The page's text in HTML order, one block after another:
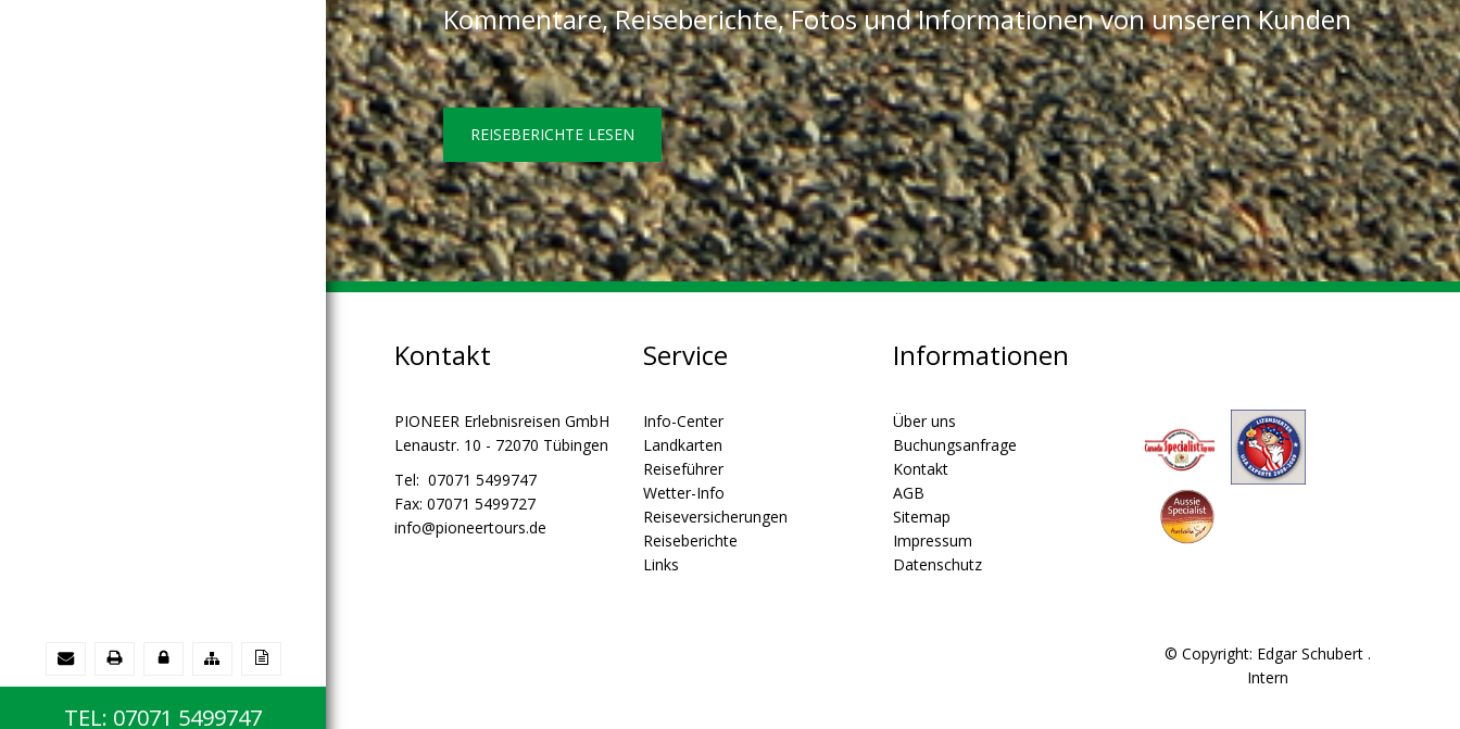
TEL: 07071 5499747
Kommentare, Reiseberichte, Fotos und Informationen von unseren Kunden
REISEBERICHTE LESEN
Kontakt
PIONEER Erlebnisreisen GmbH
Lenaustr. 10 - 72070 Tübingen
Tel: 07071 5499747
Fax: 07071 5499727
info@pioneertours.de
Service
Info-Center
Landkarten
Reiseführer
Wetter-Info
Reiseversicherungen
Reiseberichte
Links
Informationen
Über uns
Buchungsanfrage
Kontakt
AGB
Sitemap
Impressum
Datenschutz
© Copyright: Edgar Schubert .
Intern